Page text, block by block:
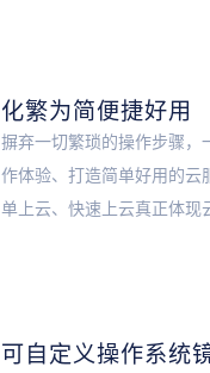
化繁为简便捷好用
摒弃一切繁琐的操作步骤，
作体验、打造简单好用的云
单上云、快速上云真正体现
可自定义操作系统